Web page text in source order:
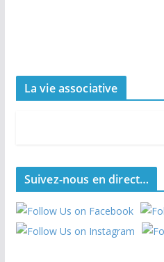
La vie associative
Suivez-nous en direct…